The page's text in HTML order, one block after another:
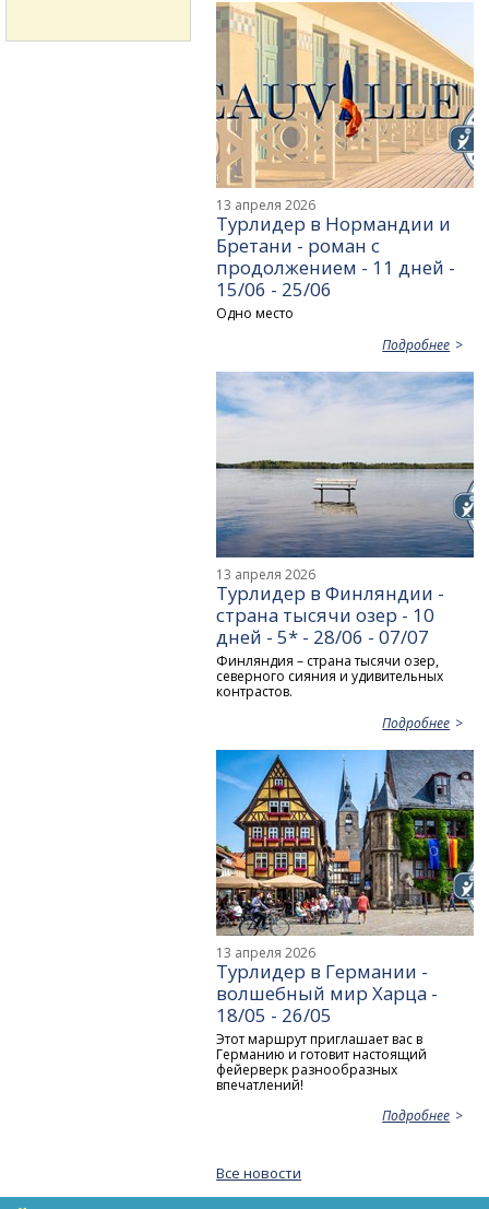
13 апреля 2026
Турлидер в Нормандии и
Бретани - роман с
продолжением - 11 дней -
15/06 - 25/06
Одно место
Подробнее
13 апреля 2026
Турлидер в Финляндии -
страна тысячи озер - 10
дней - 5* - 28/06 - 07/07
Финляндия – страна тысячи озер,
северного сияния и удивительных
контрастов.
Подробнее
13 апреля 2026
Турлидер в Германии -
волшебный мир Харца -
18/05 - 26/05
Этот маршрут приглашает вас в
Германию и готовит настоящий
фейерверк разнообразных
впечатлений!
Подробнее
Все новости